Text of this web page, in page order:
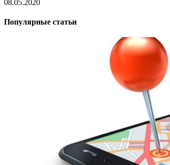
08.05.2020
Популярные статьи